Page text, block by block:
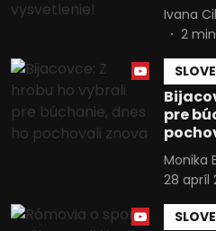
Ivana
2
pre
Monika
28 apríl